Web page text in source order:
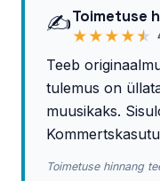
✍️Toimetuse
★ ★ ★ ★ ★
Teeb
tulemus on
muusikaks.
Toimetuse hinnang